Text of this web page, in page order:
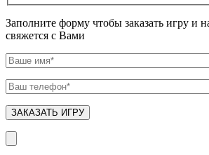
Заполните форму чтобы заказать игру и
свяжется с Вами